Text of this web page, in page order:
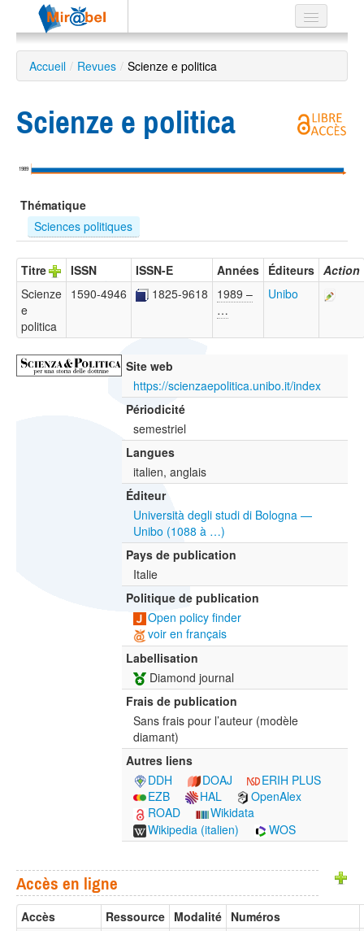
Le réseau
Soutien
Listes
Recherche
avancée
EN
ES
?
Accueil / Revues / Scienze e politica
Scienze e politica
1989
Thématique
Sciences politiques
Titre ISSN ISSN-E Années Éditeurs Action
Scienze
e
politica
1590-4946 1825-9618
1989 –
…
Unibo
Site web
https://scienzaepolitica.unibo.it/index
Périodicité
semestriel
Langues
italien, anglais
Éditeur
Università degli studi di Bologna —
Unibo (1088 à …)
Pays de publication
Italie
Politique de publication
Open policy finder
voir en français
Labellisation
Diamond journal
Frais de publication
Sans frais pour l’auteur (modèle
diamant)
Autres liens
DDH
DOAJ
ERIH PLUS
EZB
HAL
OpenAlex
ROAD
Wikidata
Wikipedia (italien)
WOS
Accès en ligne
Accès Ressource Modalité Numéros